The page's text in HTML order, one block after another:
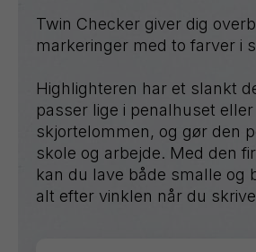
Twin Checker giver dig
markeringer med to farver i
Highlighteren har et slankt
passer lige i penalhuset eller
skjortelommen, og gør den
skole og arbejde. Med den
kan du lave både smalle og
alt efter vinklen når du